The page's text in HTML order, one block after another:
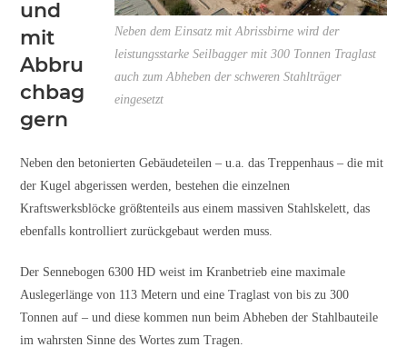
Neben dem Einsatz mit Abrissbirne wird der
leistungsstarke Seilbagger mit 300 Tonnen Traglast
auch zum Abheben der schweren Stahlträger
eingesetzt
und
mit
Abbru
chbag
gern
Neben den betonierten Gebäudeteilen – u.a. das Treppenhaus – die mit
der Kugel abgerissen werden, bestehen die einzelnen
Kraftswerksblöcke größtenteils aus einem massiven Stahlskelett, das
ebenfalls kontrolliert zurückgebaut werden muss.
Der Sennebogen 6300 HD weist im Kranbetrieb eine maximale
Auslegerlänge von 113 Metern und eine Traglast von bis zu 300
Tonnen auf – und diese kommen nun beim Abheben der Stahlbauteile
im wahrsten Sinne des Wortes zum Tragen.